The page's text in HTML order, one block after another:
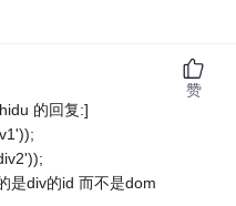
的回复:]
是div的id 而不是dom
赞